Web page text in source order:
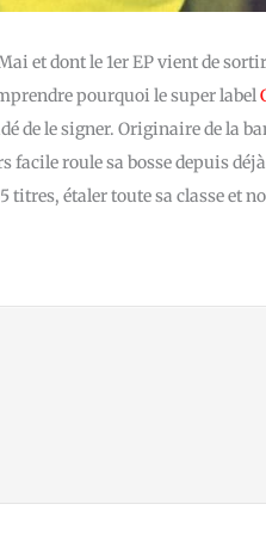
et dont le 1er EP vient de
pourquoi le super label
de le signer. Originaire de la
roule sa bosse depuis
titres, étaler toute sa classe et